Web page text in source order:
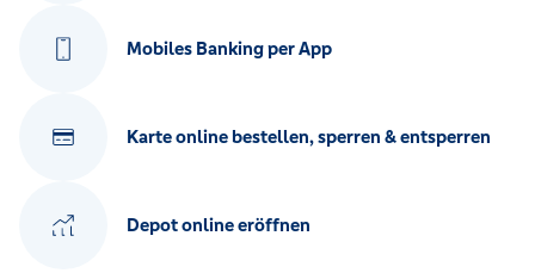
Mobiles Banking per App
Karte online bestellen, sperren & entsperren
Depot online eröffnen